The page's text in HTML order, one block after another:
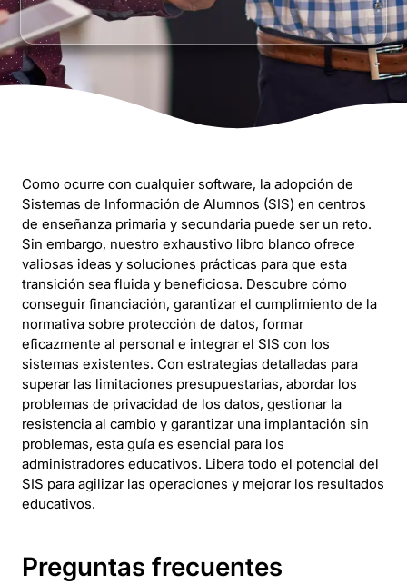
Como ocurre con cualquier software, la adopción de
Sistemas de Información de Alumnos (SIS) en centros
de enseñanza primaria y secundaria puede ser un reto.
Sin embargo, nuestro exhaustivo libro blanco ofrece
valiosas ideas y soluciones prácticas para que esta
transición sea fluida y beneficiosa. Descubre cómo
conseguir financiación, garantizar el cumplimiento de la
normativa sobre protección de datos, formar
eficazmente al personal e integrar el SIS con los
sistemas existentes. Con estrategias detalladas para
superar las limitaciones presupuestarias, abordar los
problemas de privacidad de los datos, gestionar la
resistencia al cambio y garantizar una implantación sin
problemas, esta guía es esencial para los
administradores educativos. Libera todo el potencial del
SIS para agilizar las operaciones y mejorar los resultados
educativos.
Preguntas frecuentes